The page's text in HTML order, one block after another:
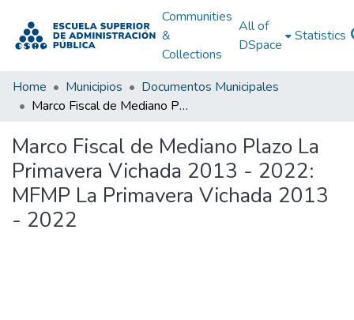
Communities
&
Collections
All of
DSpace
Statistics
Home Municipios
Documentos Municipales
Marco Fiscal de Mediano Plazo La Primavera Vichada 2013 - 2022: MFMP La Primavera Vichada 2013 - 2022
Marco Fiscal de Mediano Plazo La
Primavera Vichada 2013 - 2022:
MFMP La Primavera Vichada 2013
- 2022